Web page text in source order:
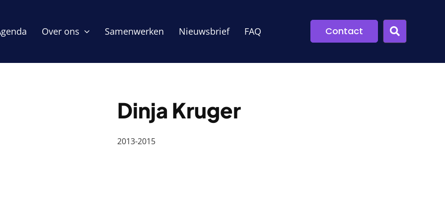
Over ons Samenwerken Nieuwsbrief FAQ Contact
Dinja Kruger
2013-2015